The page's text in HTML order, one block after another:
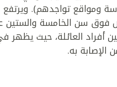
ومواقع تواجدهم).
سن الخامسة والستين
أفراد العائلة، حيث يظهر
به.